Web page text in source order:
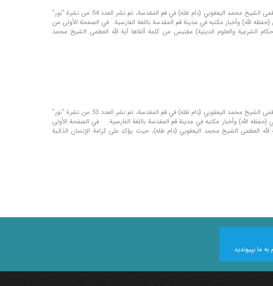
مؤسسة نور للترجمة و التحقيق تحت إشراف مكتب سماحة المرجع الديني اية الله العظمى الشيخ محمد اليعقوبي (دام ظله) في قم المقدسة، تم نشر العدد 54 من نشرة "نور"
الله) وأخبار مكتبه في مدينة قم المقدسة باللغة الفارسية. في الصفحة الأولى من
الشرعية والعلوم الدينية) مقتبس من کلمة ألقاها آية الله العظمى الشيخ محمد
مؤسسة نور للترجمة و التحقيق تحت إشراف مكتب سماحة المرجع الديني اية الله العظمى الشيخ محمد اليعقوبي (دام ظله) في قم المقدسة، تم نشر العدد 53 من نشرة "نور"
الله) وأخبار مكتبه في مدينة قم المقدسة باللغة الفارسية. في الصفحة الأولى
العظمى الشيخ محمد اليعقوبي (دام ظله)، حيث يؤكد على كرامة الإنسان الذاتية
به ما بپیوندید